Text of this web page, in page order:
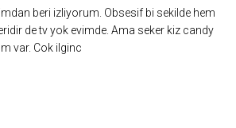
beri izliyorum. Obsesif bi sekilde hem
de tv yok evimde. Ama seker kiz candy
var. Cok ilginc